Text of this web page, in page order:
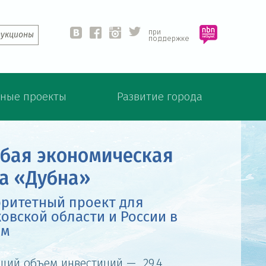
vk fb ins twit при
поддержке
проекты Развитие города
экономическая
«Дубна»
проект для
области и России в
объем инвестиций — 29,4
институт
исследований
научно-
центр
Европы
участниц в составе правления